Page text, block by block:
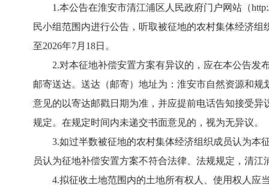
1.本公告在淮安市清江浦区人民政府门户网站（
民小组范围内进行公告，听取被征地的农村集体经济
至2026年7月18日。
2.对本征地补偿安置方案有异议的，应在本公告发
邮寄送达。送达（邮寄）地址为：淮安市自然资源和规
意见的以寄达邮戳日期为准，并应提前电话告知接受
规定。在规定时间内未递交书面意见的，视为无异议。
3.如过半数被征地的农村集体经济组织成员认为本
员认为征地补偿安置方案不符合法律、法规规定，清
4.拟征收土地范围内的土地所有权人、使用权人应